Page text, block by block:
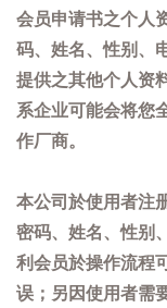
会员申请书之个人
码、姓名、性别、
提供之其他个人资
系企业可能会将您
作厂商。
本公司於使用者注
密码、姓名、性别
利会员於操作流程
误；另因使用者需